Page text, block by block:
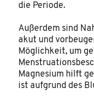
die Periode.
Außerdem sind
akut und
Möglichkeit, um
Magnesium hilft
ist aufgrund des